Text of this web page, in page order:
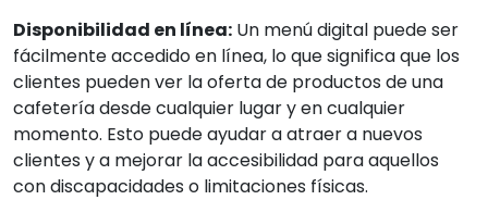
Disponibilidad en línea: Un menú digital puede ser
fácilmente accedido en línea, lo que significa que los
clientes pueden ver la oferta de productos de una
cafetería desde cualquier lugar y en cualquier
momento. Esto puede ayudar a atraer a nuevos
clientes y a mejorar la accesibilidad para aquellos
con discapacidades o limitaciones físicas.